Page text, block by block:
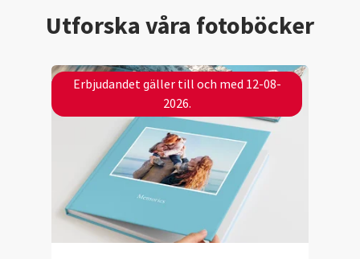
Utforska våra fotoböcker
Erbjudandet gäller till och med 12-08-
2026.